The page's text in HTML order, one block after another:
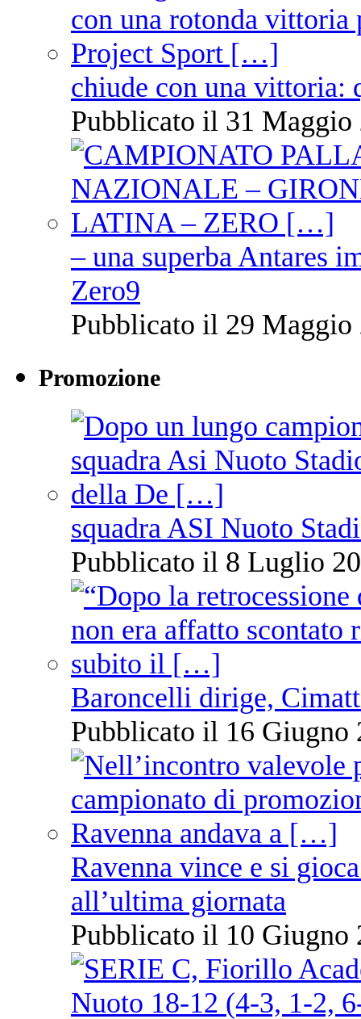
chiude con una vittoria:
Pubblicato il 31 Maggio
– una superba Antares
Zero9
Pubblicato il 29 Maggio
Promozione
squadra ASI Nuoto
Pubblicato il 8 Luglio
Baroncelli dirige,
Pubblicato il 16 Giugno
Ravenna vince e si
all’ultima giornata
Pubblicato il 10 Giugno